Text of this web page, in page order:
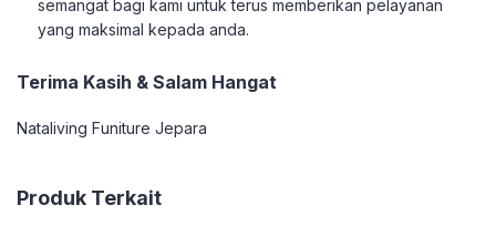
semangat bagi kami untuk terus memberikan pelayanan
yang maksimal kepada anda.
Terima Kasih & Salam Hangat
Nataliving Funiture Jepara
Produk Terkait